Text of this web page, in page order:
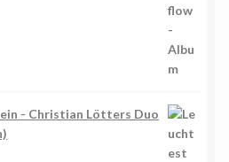
- Christian Lötters Duo